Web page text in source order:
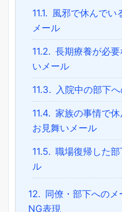
11.1. 風邪で休んでい
メール
11.2. 長期療養が必
いメール
11.3. 入院中の部下
11.4. 家族の事情で
お見舞いメール
11.5. 職場復帰した
ル
12. 同僚・部下へのメ
NG表現